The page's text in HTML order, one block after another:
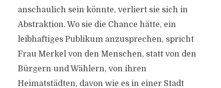
anschaulich sein könnte, verliert sie sich in
Abstraktion. Wo sie die Chance hätte, ein
leibhaftiges Publikum anzusprechen, spricht
Frau Merkel von den Menschen, statt von den
Bürgern und Wählern, von ihren
Heimatstädten, davon wie es in einer Stadt